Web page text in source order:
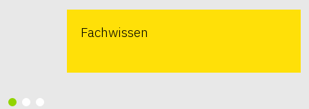
Fachwissen